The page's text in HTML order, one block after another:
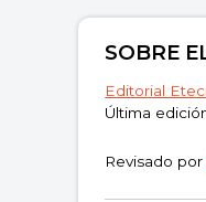
SOBRE
Editorial
Última
Revisado por